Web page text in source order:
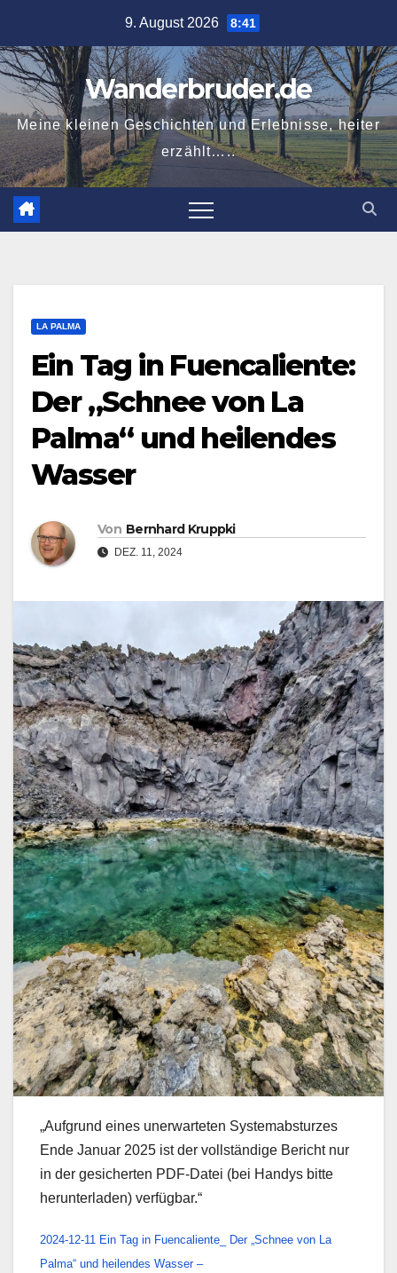
springen
9. August 2026 8:41
Wanderbruder.de
Meine kleinen Geschichten und Erlebnisse, heiter
erzählt…..
LA PALMA
Ein Tag in Fuencaliente:
Der „Schnee von La
Palma“ und heilendes
Wasser
Von Bernhard Kruppki
DEZ. 11, 2024
„Aufgrund eines unerwarteten Systemabsturzes
Ende Januar 2025 ist der vollständige Bericht nur
in der gesicherten PDF-Datei (bei Handys bitte
herunterladen) verfügbar.“
2024-12-11 Ein Tag in Fuencaliente_ Der „Schnee von La
Palma“ und heilendes Wasser –